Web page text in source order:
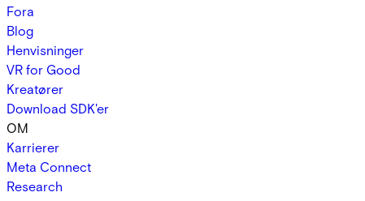
Fora
Blog
Henvisninger
VR for Good
Kreatører
Download SDK'er
OM
Karrierer
Meta Connect
Research